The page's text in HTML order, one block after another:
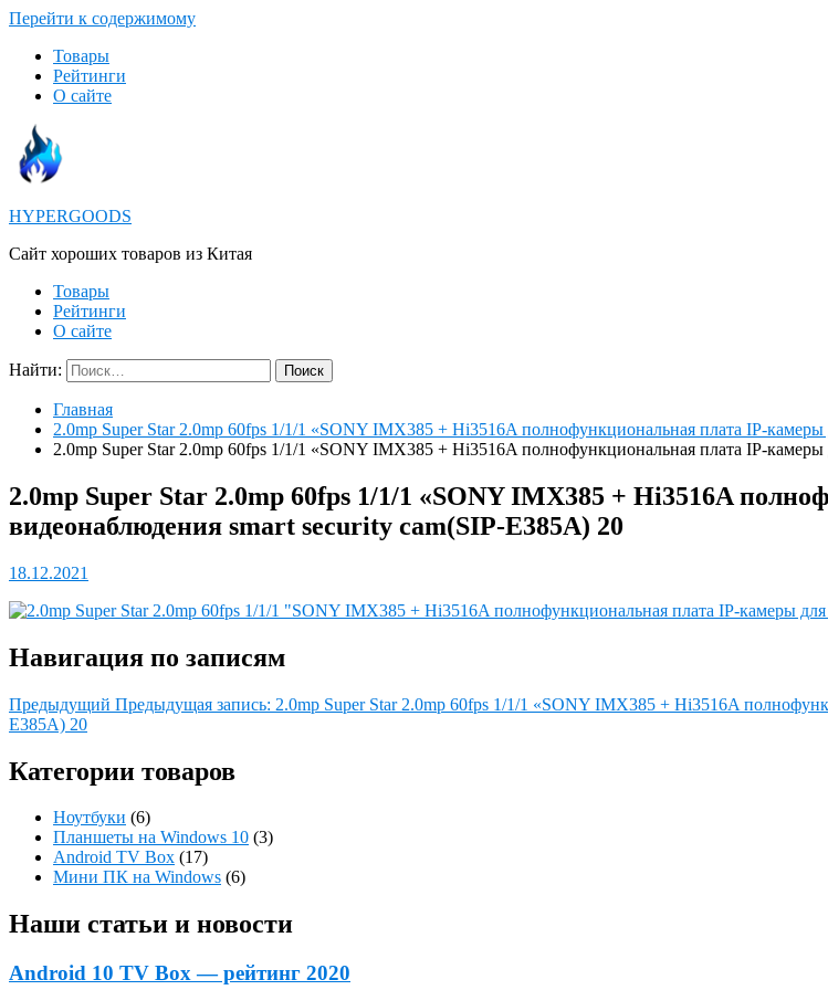
Перейти к содержимому
Товары
Рейтинги
О сайте
HYPERGOODS
Cайт хороших товаров из Китая
Товары
Рейтинги
О сайте
Найти:
Главная
2.0mp Super Star 2.0mp 60fps 1/1/1 «SONY IMX385 + Hi3516A полнофункциональная плата IP-
2.0mp Super Star 2.0mp 60fps 1/1/1 «SONY IMX385 + Hi3516A полнофункциональная плата IP-
2.0mp Super Star 2.0mp 60fps 1/1/1 «SONY IMX385 + Hi3516A
видеонаблюдения smart security cam(SIP-E385A) 20
18.12.2021
Навигация по записям
Предыдущий Предыдущая запись: 2.0mp Super Star 2.0mp 60fps 1/1/1 «SONY IMX385 + Hi3516A
E385A) 20
Категории товаров
Ноутбуки (6)
Планшеты на Windows 10 (3)
Android TV Box (17)
Мини ПК на Windows (6)
Наши статьи и новости
Android 10 TV Box — рейтинг 2020